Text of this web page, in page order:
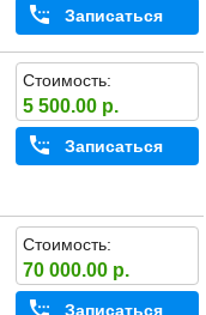
Записаться
Стоимость:
5 500.00 р.
Записаться
Стоимость:
70 000.00 р.
Записаться